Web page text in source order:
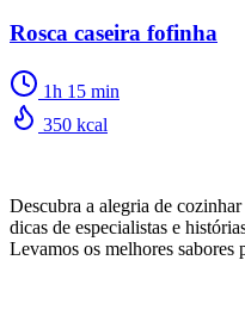
Rosca caseira fofinha
1h 15 min
350 kcal
Descubra a alegria de
dicas de especialistas e
Levamos os melhores sabores